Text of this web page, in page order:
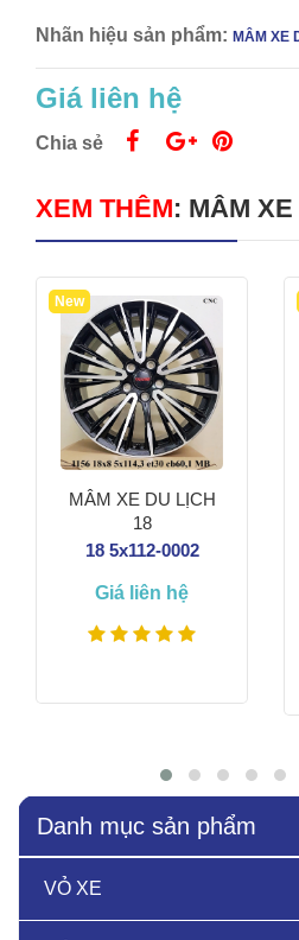
Nhãn hiệu sản phẩm: MÂM XE
Giá liên hệ
Chia sẻ
XEM THÊM: MÂM
MÂM XE DU LỊCH
18
18 5x112-0002
Giá liên hệ
New
Danh mục sản phẩm
VỎ XE